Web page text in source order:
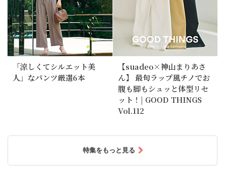
「涼しくてシルエット美
人」なパンツ厳選6本
【suadeo×神山まりあさ
ん】 最旬ラップ風チノでお
腹も脚もシュッと体型リセ
ット！| GOOD THINGS
Vol.112
特集をもっと見る